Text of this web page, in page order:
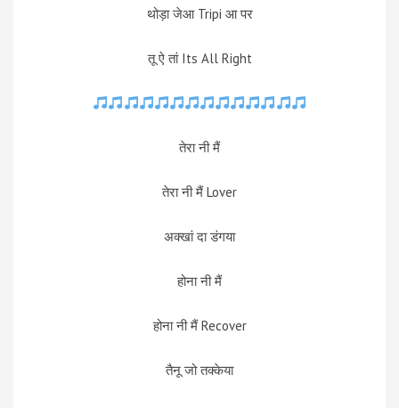
थोड़ा जेआ Tripi आ पर
तू ऐ तां Its All Right
तेरा नी मैं
तेरा नी मैं Lover
अक्खां दा डंगया
होना नी मैं
होना नी मैं Recover
तैनू जो तक्केया